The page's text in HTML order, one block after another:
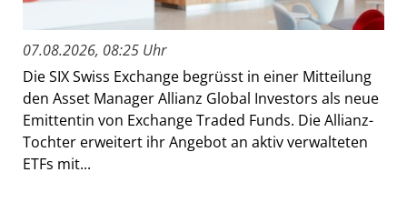
07.08.2026, 08:25 Uhr
Die SIX Swiss Exchange begrüsst in einer Mitteilung
den Asset Manager Allianz Global Investors als neue
Emittentin von Exchange Traded Funds. Die Allianz-
Tochter erweitert ihr Angebot an aktiv verwalteten
ETFs mit...